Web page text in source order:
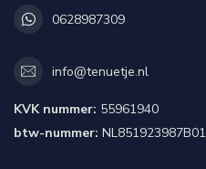
0628987309
info@tenuetje.nl
KVK nummer: 55961940
btw-nummer: NL851923987B01